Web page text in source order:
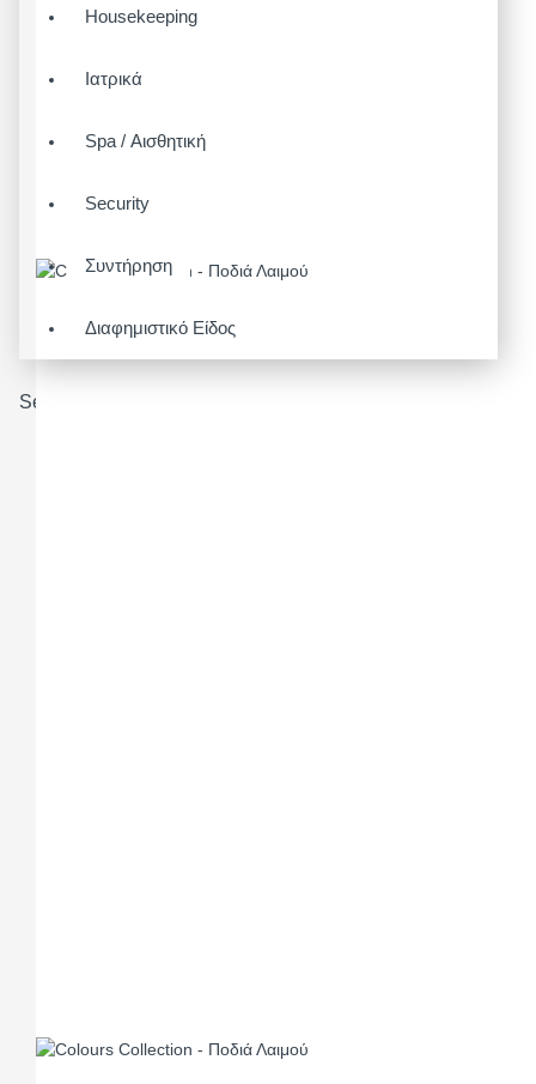
Housekeeping
Ιατρικά
Spa / Αισθητική
Security
Συντήρηση
Διαφημιστικό Είδος
Search